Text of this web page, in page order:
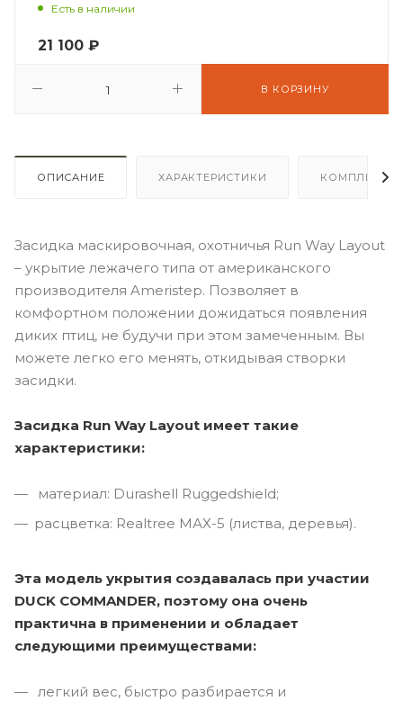
Есть в наличии
21 100 ₽
В КОРЗИНУ
ОПИСАНИЕ ХАРАКТЕРИСТИКИ
Засидка маскировочная, охотничья Run Way Layout
– укрытие лежачего типа от американского
производителя Ameristep. Позволяет в
комфортном положении дожидаться появления
диких птиц, не будучи при этом замеченным. Вы
можете легко его менять, откидывая створки
засидки.
Засидка Run Way Layout имеет такие
характеристики:
материал: Durashell Ruggedshield;
расцветка: Realtree МАХ-5 (листва, деревья).
Эта модель укрытия создавалась при участии
DUCK COMMANDER, поэтому она очень
практична в применении и обладает
следующими преимуществами:
легкий вес, быстро разбирается и